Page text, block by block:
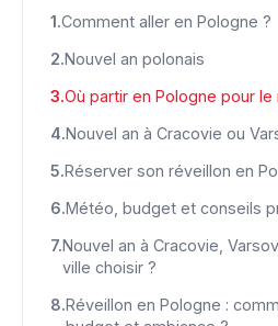
Comment aller en Pologne ?
Nouvel an polonais
Où partir en Pologne pour le
Nouvel an à Cracovie ou
Réserver son réveillon en
Météo, budget et conseils
Nouvel an à Cracovie,
ville choisir ?
Réveillon en Pologne :